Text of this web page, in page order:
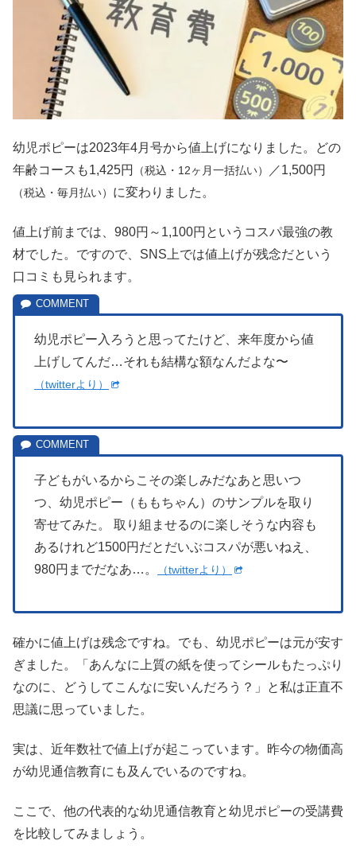
幼児ポピーは2023年4月号から値上げになりました。どの
年齢コースも1,425円
（税込・12ヶ月一括払い） ／1,500円
（税込・毎月払い） に変わりました。
値上げ前までは、980円～1,100円というコスパ最強の教
材でした。ですので、SNS上では値上げが残念だという
口コミも見られます。
幼児ポピー入ろうと思ってたけど、来年度から値
上げしてんだ…それも結構な額なんだよな〜
（twitterより）
子どもがいるからこその楽しみだなあと思いつ
つ、幼児ポピー（ももちゃん）のサンプルを取り
寄せてみた。 取り組ませるのに楽しそうな内容も
あるけれど1500円だとだいぶコスパが悪いねえ、
980円までだなあ…。
（twitterより）
確かに値上げは残念ですね。でも、幼児ポピーは元が安す
ぎました。「あんなに上質の紙を使ってシールもたっぷり
なのに、どうしてこんなに安いんだろう？」と私は正直不
思議に思っていました。
実は、近年数社で値上げが起こっています。昨今の物価高
が幼児通信教育にも及んでいるのですね。
ここで、他の代表的な幼児通信教育と幼児ポピーの受講費
を比較してみましょう。